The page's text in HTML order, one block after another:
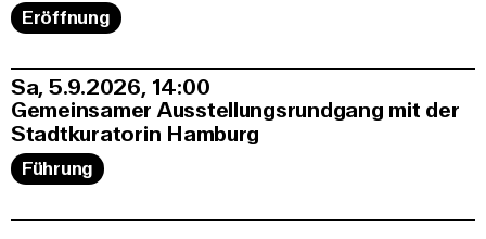
Eröffnung
Sa, 5.9.2026 14:00
Gemeinsamer Ausstellungsrundgang mit der
Stadtkuratorin Hamburg
Führung